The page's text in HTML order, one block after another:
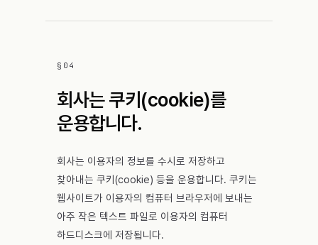
§ 04
회사는 쿠키(cookie)를
운용합니다.
회사는 이용자의 정보를 수시로 저장하고
찾아내는 쿠키(cookie) 등을 운용합니다. 쿠키는
웹사이트가 이용자의 컴퓨터 브라우저에 보내는
아주 작은 텍스트 파일로 이용자의 컴퓨터
하드디스크에 저장됩니다.